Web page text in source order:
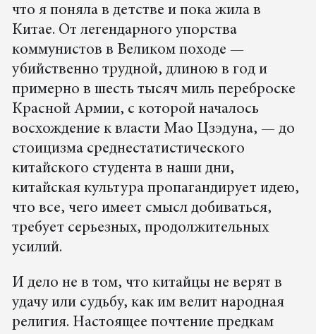
что я поняла в детстве и пока жила в
Китае. От легендарного упорства
коммунистов в Великом походе —
убийственно трудной, длиною в год и
примерно в шесть тысяч миль переброске
Красной Армии, с которой началось
восхождение к власти Мао Цзэдуна, — до
стоицизма среднестатистического
китайского студента в наши дни,
китайская культура пропагандирует идею,
что все, чего имеет смысл добиваться,
требует серьезных, продолжительных
усилий.
И дело не в том, что китайцы не верят в
удачу или судьбу, как им велит народная
религия. Настоящее почтение предкам